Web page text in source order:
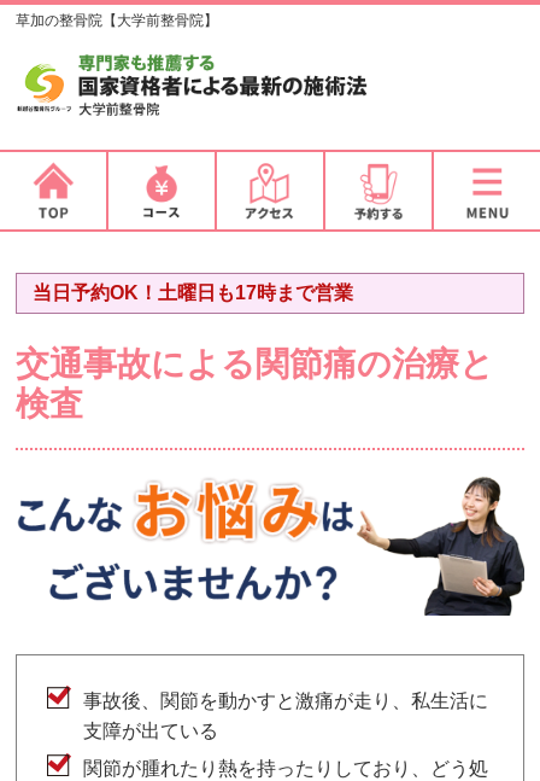
草加の整骨院【大学前整骨院】
当日予約OK！土曜日も17時まで営業
交通事故による関節痛の治療と
検査
事故後、関節を動かすと激痛が走り、私生活に
支障が出ている
関節が腫れたり熱を持ったりしており、どう処